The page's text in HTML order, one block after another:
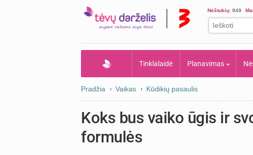
Nėštukių: 949
Tinklalaidė Planavimas
Pradžia Vaikas Kūdikių pasaulis
Koks bus vaiko ūgis ir
formulės